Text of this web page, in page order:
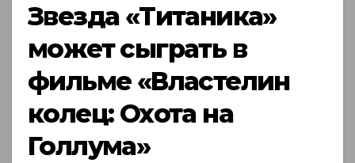
Звезда «Титаника»
может сыграть в
фильме «Властелин
колец: Охота на
Голлума»